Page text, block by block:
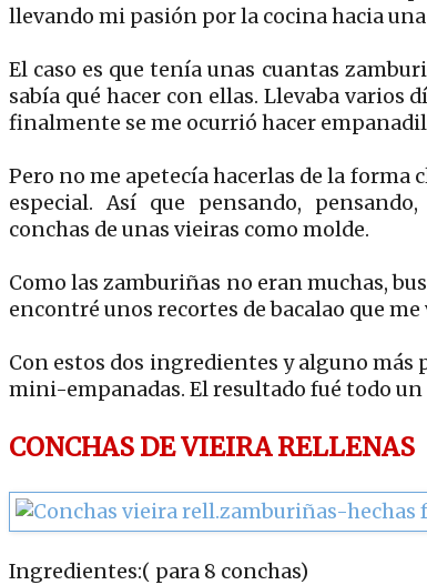
llevando mi pasión por la cocina hacia
El caso es que tenía unas cuantas
sabía qué hacer con ellas. Llevaba varios
finalmente se me ocurrió hacer
Pero no me apetecía hacerlas de la forma
especial. Así que pensando,
conchas de unas vieiras como molde.
Como las zamburiñas no eran muchas,
encontré unos recortes de bacalao que
Con estos dos ingredientes y alguno más
mini-empanadas. El resultado fué todo
CONCHAS DE VIEIRA RELLENAS
Ingredientes:( para 8 conchas)